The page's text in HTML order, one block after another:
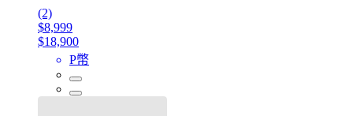
(2)
$8,999
$18,900
P幣